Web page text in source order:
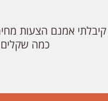
קיבלתי אמנם הצעות
כמה שקלים